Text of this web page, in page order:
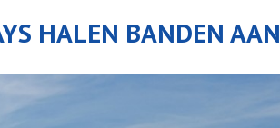
HALEN BANDEN AAN